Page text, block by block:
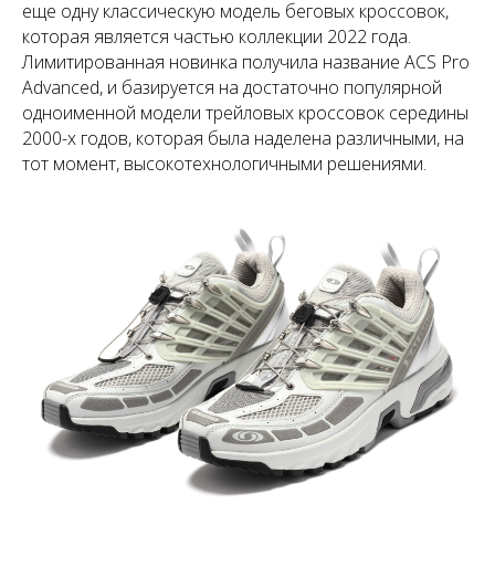
еще одну классическую модель беговых кроссовок,
которая является частью коллекции 2022 года.
Лимитированная новинка получила название ACS Pro
Advanced, и базируется на достаточно популярной
одноименной модели трейловых кроссовок середины
2000-х годов, которая была наделена различными, на
тот момент, высокотехнологичными решениями.